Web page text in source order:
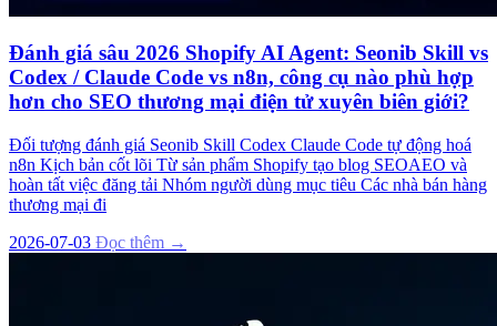
Đánh giá sâu 2026 Shopify AI Agent: Seonib Skill vs
Codex / Claude Code vs n8n, công cụ nào phù hợp
hơn cho SEO thương mại điện tử xuyên biên giới?
Đối tượng đánh giá Seonib Skill Codex Claude Code tự động hoá
n8n Kịch bản cốt lõi Từ sản phẩm Shopify tạo blog SEOAEO và
hoàn tất việc đăng tải Nhóm người dùng mục tiêu Các nhà bán hàng
thương mại đi
2026-07-03 Đọc thêm →